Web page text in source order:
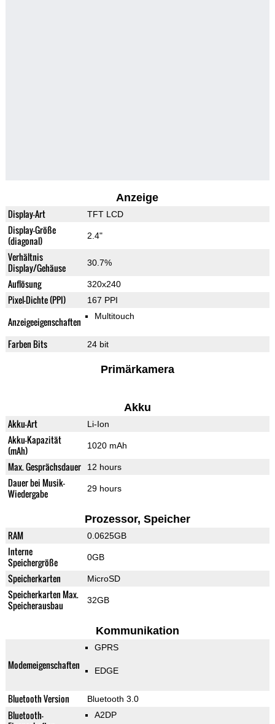
Anzeige
Display-Art TFT LCD
Display-Größe
(diagonal)
2.4"
Verhältnis
Display/Gehäuse
30.7%
Auflösung 320x240
Pixel-Dichte (PPI) 167 PPI
Anzeigeeigenschaften Multitouch
Farben Bits 24 bit
Primärkamera
Akku
Akku-Art Li-Ion
Akku-Kapazität
(mAh)
1020 mAh
Max. Gesprächsdauer 12 hours
Dauer bei Musik-
Wiedergabe
29 hours
Prozessor, Speicher
RAM 0.0625GB
Interne
Speichergröße
0GB
Speicherkarten MicroSD
Speicherkarten Max.
Speicherausbau
32GB
Kommunikation
Modemeigenschaften
GPRS
EDGE
Bluetooth Version Bluetooth 3.0
Bluetooth-
A2DP